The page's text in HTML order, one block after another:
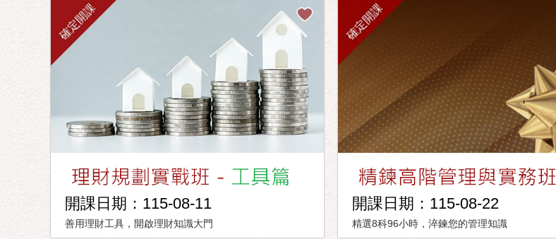
確定開課
開課日期：115-08-11
善用理財工具，開啟理財知識大門
確定開課
開課日期：115-08-22
精選8科96小時，淬鍊您的管理知識